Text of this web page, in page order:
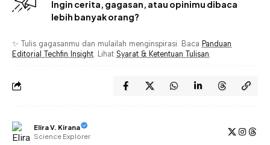
Ingin cerita, gagasan, atau opinimu dibaca
lebih banyak orang?
✨ Tulis gagasanmu dan mulailah menginspirasi. Baca Panduan
Editorial Techfin Insight . Lihat Syarat & Ketentuan Tulisan
Elira V. Kirana
Science Explorer